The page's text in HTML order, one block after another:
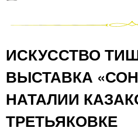
ИСКУССТВО
ВЫСТАВКА
НАТАЛИИ
ТРЕТЬЯКОВКЕ